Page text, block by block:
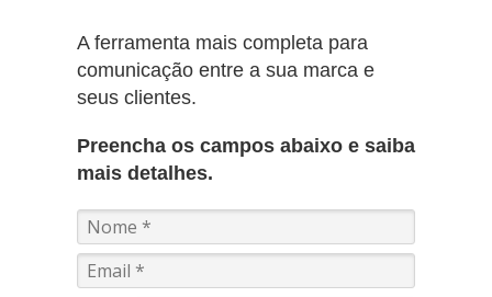
A ferramenta mais completa para
comunicação entre a sua marca e
seus clientes.
Preencha os campos abaixo e saiba
mais detalhes.